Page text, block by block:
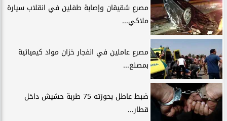
مصرع شقيقان وإصابة طفلين في انقلاب سيارة
ملاكي...
مصرع عاملين في انفجار خزان مواد كيميائية
بمصنع...
ضبط عاطل بحوزته 75 طربة حشيش داخل
قطار...